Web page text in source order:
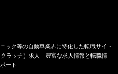
ック等の自動車業界に特化した転職サイト
クラッチ）求人」豊富な求人情報と転職情
ート